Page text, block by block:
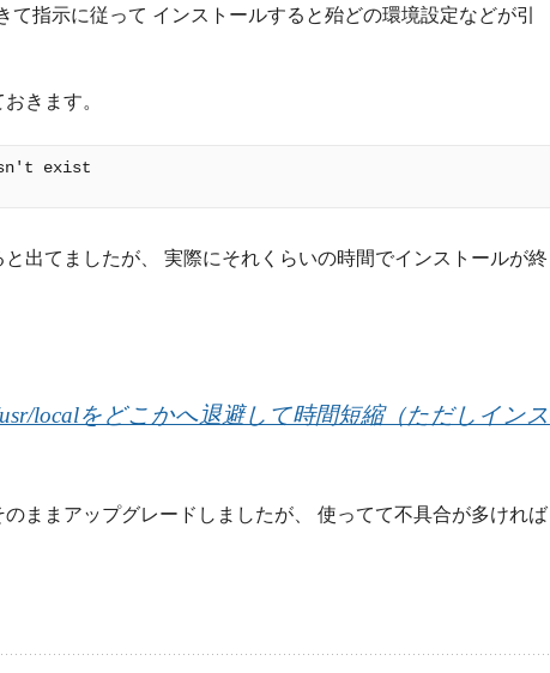
て指示に従って インストールすると殆どの環境設定などが引
きます。
exist
出てましたが、 実際にそれくらいの時間でインストールが終
localをどこかへ退避して時間短縮（ただしインス
ままアップグレードしましたが、 使ってて不具合が多ければ